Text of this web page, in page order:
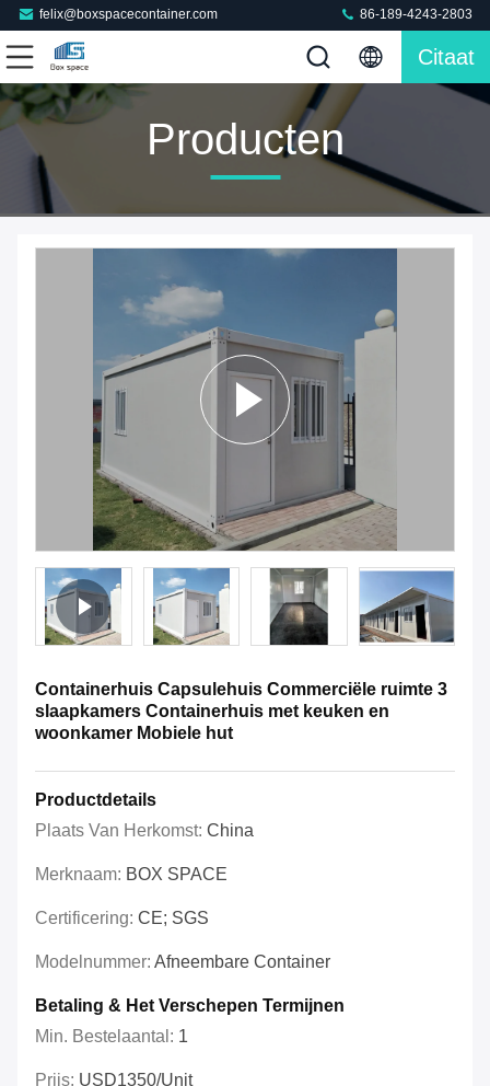
felix@boxspacecontainer.com 86-189-4243-2803
Citaat
Producten
Containerhuis Capsulehuis Commerciële ruimte 3
slaapkamers Containerhuis met keuken en
woonkamer Mobiele hut
Productdetails
Plaats Van Herkomst: China
Merknaam: BOX SPACE
Certificering: CE; SGS
Modelnummer: Afneembare Container
Betaling & Het Verschepen Termijnen
Min. Bestelaantal: 1
Prijs: USD1350/unit